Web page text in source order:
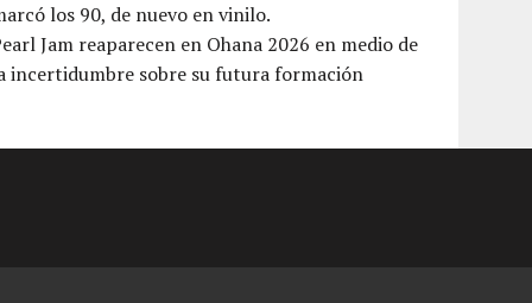
los 90, de nuevo en vinilo.
Jam reaparecen en Ohana 2026 en medio de
incertidumbre sobre su futura formación